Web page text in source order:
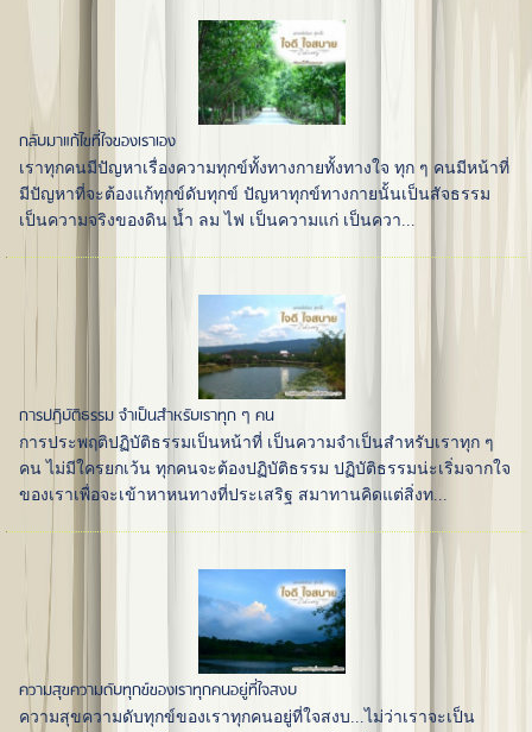
กลับมาแก้ไขที่ใจของเราเอง
เราทุกคนมีปัญหาเรื่องความทุกข์ทั้งทางกายทั้งทางใจ ทุก ๆ คนมีหน้าที่
มีปัญหาที่จะต้องแก้ทุกข์ดับทุกข์ ปัญหาทุกข์ทางกายนั้นเป็นสัจธรรม
เป็นความจริงของดิน น้ำ ลม ไฟ เป็นความแก่ เป็นควา...
การปฏิบัติธรรม จำเป็นสำหรับเราทุก ๆ คน
การประพฤติปฏิบัติธรรมเป็นหน้าที่ เป็นความจำเป็นสำหรับเราทุก ๆ
คน ไม่มีใครยกเว้น ทุกคนจะต้องปฏิบัติธรรม ปฏิบัติธรรมน่ะเริ่มจากใจ
ของเราเพื่อจะเข้าหาหนทางที่ประเสริฐ สมาทานคิดแต่สิ่งท...
ความสุขความดับทุกข์ของเราทุกคนอยู่ที่ใจสงบ
ความสุขความดับทุกข์ของเราทุกคนอยู่ที่ใจสงบ...ไม่ว่าเราจะเป็น